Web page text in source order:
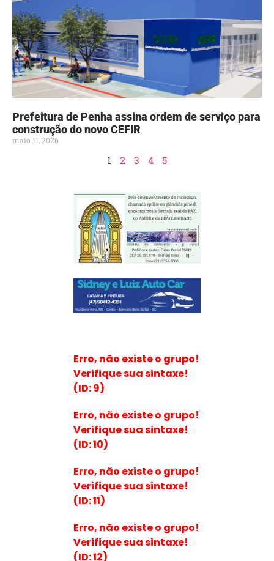
Prefeitura de Penha assina ordem de serviço para
construção do novo CEFIR
maio 11, 2026
1 2 3 4 5
Erro, não existe o grupo!
Verifique sua sintaxe!
(ID: 9)
Erro, não existe o grupo!
Verifique sua sintaxe!
(ID: 10)
Erro, não existe o grupo!
Verifique sua sintaxe!
(ID: 11)
Erro, não existe o grupo!
Verifique sua sintaxe!
(ID: 12)